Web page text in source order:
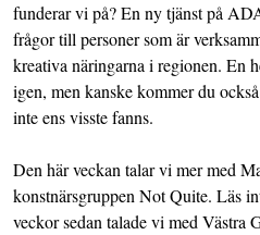
funderar vi på? En ny tjänst på
frågor till personer som är
kreativa näringarna i regionen. En
igen, men kanske kommer du
inte ens visste fanns.
Den här veckan talar vi mer med
konstnärsgruppen Not Quite. Läs
veckor sedan talade vi med Västra